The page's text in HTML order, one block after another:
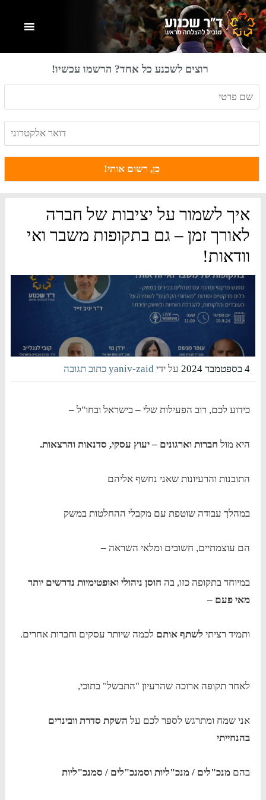
Skip
to
main
Skip
to
primary
Skip
to
footer
רוצים לשכנע כל אחד? הרשמו עכשיו!
איך לשמור על יציבות של חברה
לאורך זמן – גם בתקופות משבר ואי
וודאות!
4 בספטמבר 2024 על ידי yaniv-zaid כתוב תגובה
כידוע לכם, רוב הפעילות שלי – בישראל ובחו"ל –
היא מול חברות וארגונים – יעוץ עסקי, סדנאות והרצאות.
התובנות והרעיונות שאני נחשף אליהם
במהלך עבודה שוטפת עם מקבלי ההחלטות במשק
הם עוצמתיים, חשובים ומלאי השראה –
במיוחד בתקופה כזו, בה חוסן ניהולי ואופטימיות נדרשים יותר
מאי פעם –
ותמיד רציתי לשתף אותם לכמה שיותר עסקים וחברות אחרים.
לאחר תקופה ארוכה שהרעיון "התבשל" בתוכי,
אני שמח ומתרגש לספר לכם על השקת סדרת וובינרים
בהנחייתי
בהםמנכ"לים / מנכ"ליות וסמנכ"לים / סמנכ"ליות